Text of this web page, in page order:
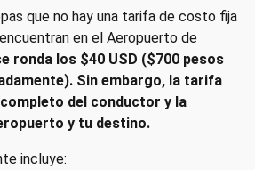
que no hay una tarifa de costo fija
en el Aeropuerto de
ronda los $40 USD ($700 pesos
Sin embargo, la tarifa
del conductor y la
y tu destino.
incluye: